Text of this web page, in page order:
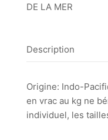
DE LA MER
Description
Origine: Indo-
en vrac au kg ne
individuel, les